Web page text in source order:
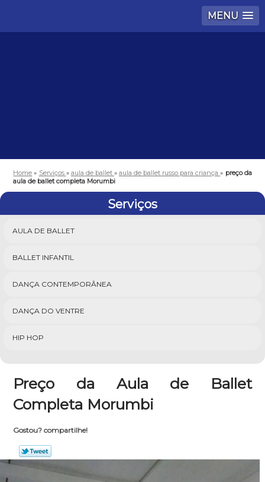
MENU
Home » Serviços » aula de ballet »aula de ballet russo para criança» preço da
aula de ballet completa Morumbi
Serviços
AULA DE BALLET
BALLET INFANTIL
DANÇA CONTEMPORÂNEA
DANÇA DO VENTRE
HIP HOP
Preço da Aula de Ballet
Completa Morumbi
Gostou? compartilhe!